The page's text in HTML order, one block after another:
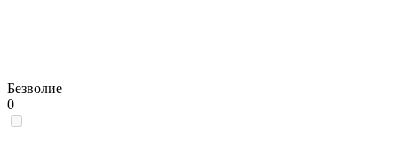
Безволие
0